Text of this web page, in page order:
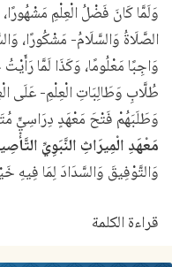
وَلَمَّا كَانَ فَضْلُ الْعِلْمِ
الصَّلَاةُ وَالسَّلَامُ- مَشْكُورًا،
وَاجِبًا مَعْلُومًا، وَكَذَا لَمَّا
طُلَّابِ وَطَالِبَاتِ الْعِلْمِ- عَلَى
وَطَلَبَهُمْ فَتْحَ مَعْهَدٍ
مَعْهَدِ الْمِيرَاثِ النَّبَوِيِّ
وَالتَّوْفِيقَ وَالسَّدَادَ لِمَا فِيهِ
قراءة الكلمة